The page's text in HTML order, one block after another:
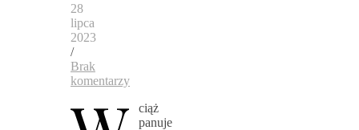
28
lipca
2023
/
Brak
komentarzy
ciąż
panuje